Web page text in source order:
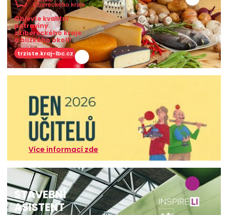
Objevte kvalitní
potraviny
z Libereckého kraje
a blízkého okolí!
trziste.kraj-lbc.cz
Více informací zde
STAVEBNÍ
ASISTENT